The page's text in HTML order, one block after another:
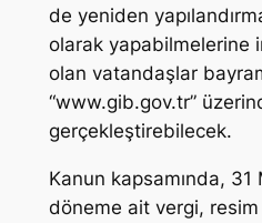
de yeniden
olarak yapabilmelerine
olan vatandaşlar
“www.gib.gov.tr”
gerçekleştirebilecek.
Kanun kapsamında,
döneme ait vergi,